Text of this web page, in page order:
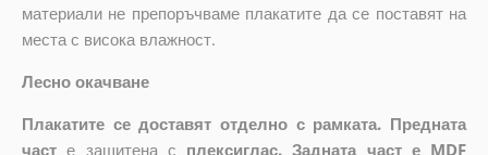
материали не препоръчваме плакатите да се поставят на
места с висока влажност.
Лесно окачване
Плакатите се доставят отделно с рамката. Предната
част е защитена с плексиглас. Задната част е MDF